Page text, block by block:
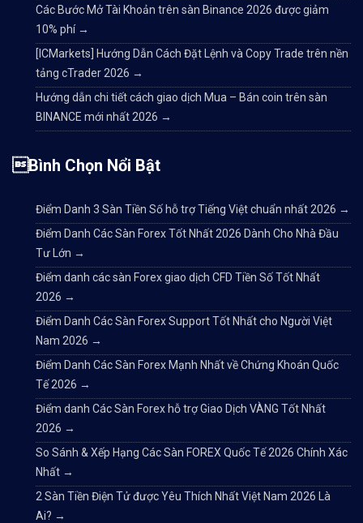
Các Bước Mở Tài Khoản trên sàn Binance 2026 được giảm
10% phí →
[ICMarkets] Hướng Dẫn Cách Đặt Lệnh và Copy Trade trên nền
tảng cTrader 2026 →
Hướng dẫn chi tiết cách giao dịch Mua – Bán coin trên sàn
BINANCE mới nhất 2026 →
Bình Chọn Nổi Bật
Điểm Danh 3 Sàn Tiền Số hỗ trợ Tiếng Việt chuẩn nhất 2026 →
Điểm Danh Các Sàn Forex Tốt Nhất 2026 Dành Cho Nhà Đầu
Tư Lớn →
Điểm danh các sàn Forex giao dịch CFD Tiền Số Tốt Nhất
2026 →
Điểm Danh Các Sàn Forex Support Tốt Nhất cho Người Việt
Nam 2026 →
Điểm Danh Các Sàn Forex Mạnh Nhất về Chứng Khoán Quốc
Tế 2026 →
Điểm danh Các Sàn Forex hỗ trợ Giao Dịch VÀNG Tốt Nhất
2026 →
So Sánh & Xếp Hạng Các Sàn FOREX Quốc Tế 2026 Chính Xác
Nhất →
2 Sàn Tiền Điện Tử được Yêu Thích Nhất Việt Nam 2026 Là
Ai? →